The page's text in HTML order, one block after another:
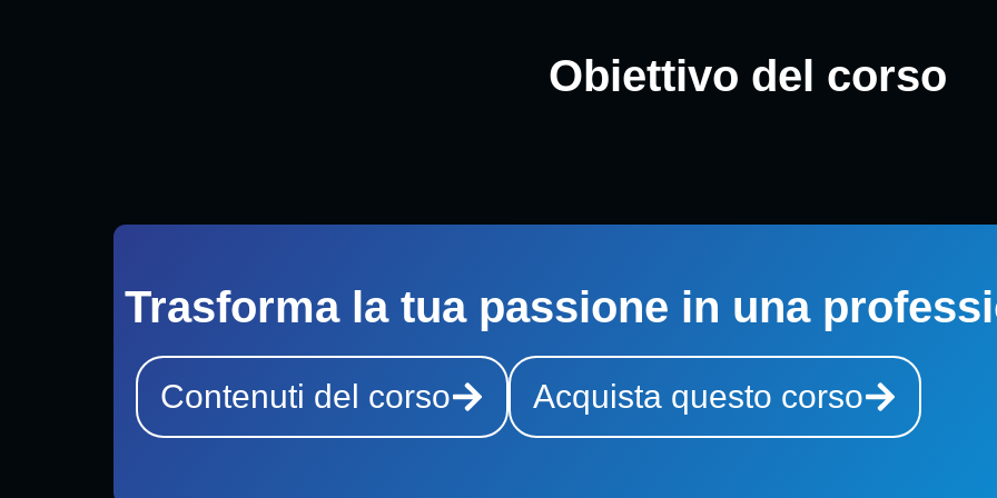
Obiettivo del corso
Trasforma la tua passione in una
Contenuti del corso Acquista questo corso